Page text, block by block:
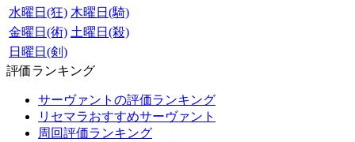
水曜日(狂) 木曜日(騎)
金曜日(術) 土曜日(殺)
日曜日(剣)
評価ランキング
サーヴァントの評価ランキング
リセマラおすすめサーヴァント
周回評価ランキング